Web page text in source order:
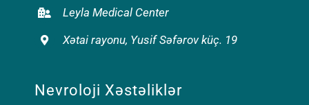
Leyla Medical Center
Xətai rayonu, Yusif Səfərov küç. 19
Nevroloji Xəstəliklər